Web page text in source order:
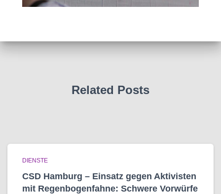
Related Posts
DIENSTE
CSD Hamburg – Einsatz gegen Aktivisten
mit Regenbogen­fahne: Schwere Vorwürfe